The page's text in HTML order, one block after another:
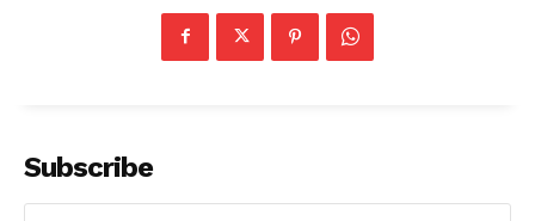
Subscribe